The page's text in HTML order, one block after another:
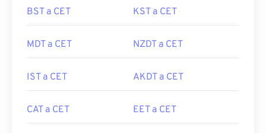
BST a CET KST a CET
MDT a CET NZDT a CET
IST a CET AKDT a CET
CAT a CET EET a CET